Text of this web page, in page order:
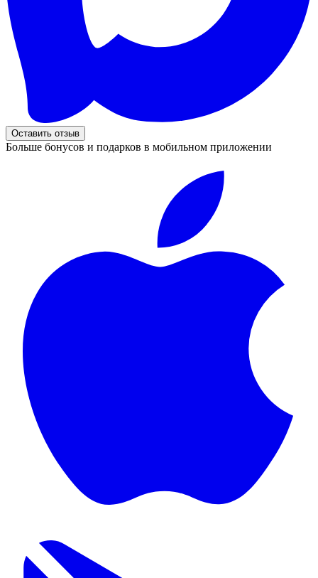
Оставить отзыв
Больше бонусов и подарков в мобильном приложении